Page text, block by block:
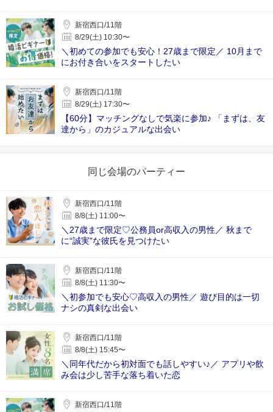
新宿西口/11階
8/29(土) 10:30〜
＼初めての参加でも安心！27歳まで限定／ 10月まで
にお付き合いをスタートしたい
新宿西口/11階
8/29(土) 17:30〜
【60分】マッチングなしで気楽に参加♪ 「まずは、友
達から」のカジュアルな出会い
同じ会場のパーティー
新宿西口/11階
8/8(土) 11:00〜
＼27歳まで限定♡公務員or高収入の男性／ 秋まで
に“誠実”な彼氏を見つけたい
新宿西口/11階
8/8(土) 11:30〜
＼初参加でも安心♡高収入の男性／ 遊び目的は一切
ナシの真剣な出会い
新宿西口/11階
8/8(土) 15:45〜
＼同年代だから初対面でも話しやすい♪／ アプリや飲
み会は少し苦手な落ち着いた恋
新宿西口/11階